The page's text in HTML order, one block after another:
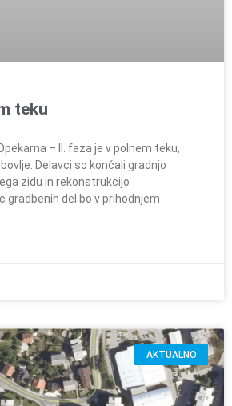
teku
– II. faza je v polnem teku,
Delavci so končali gradnjo
zidu in rekonstrukcijo
gradbenih del bo v prihodnjem
AKTUALNO